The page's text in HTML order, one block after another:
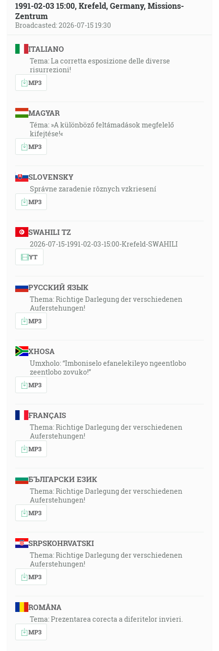
1991-02-03 15:00, Krefeld, Germany, Missions-
Zentrum
Broadcasted: 2026-07-15 19:30
ITALIANO
Tema: La corretta esposizione delle diverse
risurrezioni!
MP3
MAGYAR
Téma: »A különböző feltámadások megfelelő
kifejtése!«
MP3
SLOVENSKY
Správne zaradenie rôznych vzkriesení
MP3
SWAHILI TZ
2026-07-15-1991-02-03-15:00-Krefeld-SWAHILI
YT
РУССКИЙ ЯЗЫК
Thema: Richtige Darlegung der verschiedenen
Auferstehungen!
MP3
XHOSA
Umxholo: “Imboniselo efanelekileyo ngeentlobo
zeentlobo zovuko!”
MP3
FRANÇAIS
Thema: Richtige Darlegung der verschiedenen
Auferstehungen!
MP3
БЪЛГАРСКИ ЕЗИК
Thema: Richtige Darlegung der verschiedenen
Auferstehungen!
MP3
SRPSKOHRVATSKI
Thema: Richtige Darlegung der verschiedenen
Auferstehungen!
MP3
ROMÂNA
Tema: Prezentarea corecta a diferitelor invieri.
MP3